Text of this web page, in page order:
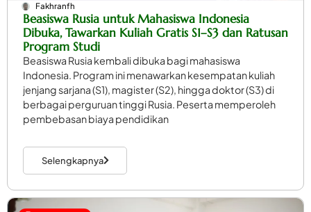
Fakhranfh
Beasiswa Rusia untuk Mahasiswa Indonesia
Dibuka, Tawarkan Kuliah Gratis S1–S3 dan Ratusan
Program Studi
Beasiswa Rusia kembali dibuka bagi mahasiswa
Indonesia. Program ini menawarkan kesempatan kuliah
jenjang sarjana (S1), magister (S2), hingga doktor (S3) di
berbagai perguruan tinggi Rusia. Peserta memperoleh
pembebasan biaya pendidikan
Selengkapnya